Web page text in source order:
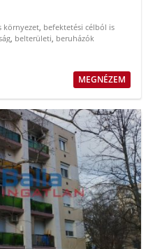
környezet, befektetési célból is
, belterületi, beruházók
MEGNÉZEM